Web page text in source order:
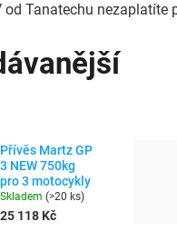
od Tanatechu
Přívěs Martz GP
3 NEW 750kg
pro 3 motocykly
Skladem (>20 ks)
25 118 Kč